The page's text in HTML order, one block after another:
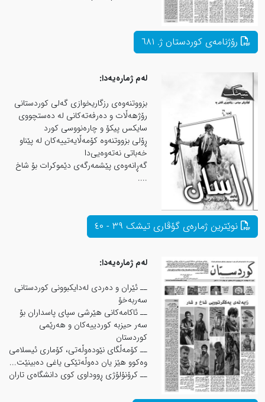
بزووتنەوەی رزگاریخوازی گەلی کوردستانی
رۆژهەڵات و دەرفەتەکانی لە دەستچووی
سایکس پیکۆ و چارەنووسی کورد
ڕۆلی بزووتنەوە کۆمەڵایەتییەکان لە پێناو
خەباتی نەتەوەیی‌دا
گەڕانەوەی پێشمەرگەی دێموکرات بۆ شاخ
....
لەم ژمارەیەدا:
ــ ئێران و ده‌ردی له‌دایكبوونی كوردستانی
سه‌ربه‌خۆ
ــ ئاكامەكانی هێرشی سپای پاسداران بۆ
سەر حیزبە كوردییەكان و هەرێمی
كوردستان
ــ كۆمەڵگای نێودەوڵەتی، كۆماری ئیسلامی
وەكوو هێز یان دەوڵەتێكی یاغی دەبینێت...
ــ کرۆنۆلۆژی ڕووداوی کوی دانشگاەی تاران